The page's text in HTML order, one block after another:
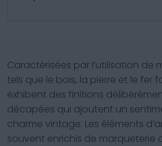
Caractérisées par l’utilisation de
tels que le bois, la pierre et le fer
exhibent des finitions
décapées qui ajoutent un
charme vintage. Les éléments
souvent enrichis de marqueterie